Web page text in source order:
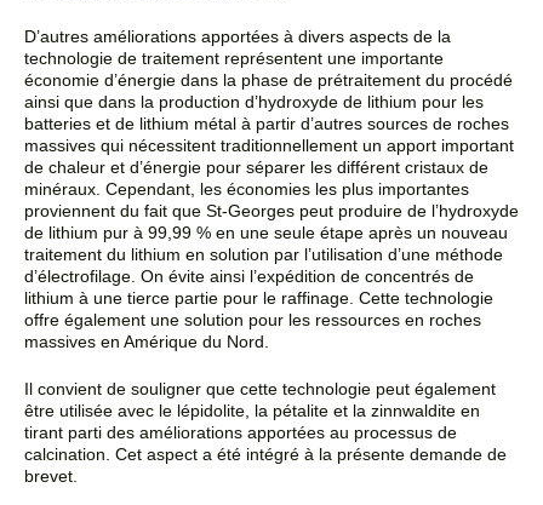
D’autres améliorations apportées à divers aspects de la
technologie de traitement représentent une importante
économie d’énergie dans la phase de prétraitement du procédé
ainsi que dans la production d’hydroxyde de lithium pour les
batteries et de lithium métal à partir d’autres sources de roches
massives qui nécessitent traditionnellement un apport important
de chaleur et d’énergie pour séparer les différent cristaux de
minéraux. Cependant, les économies les plus importantes
proviennent du fait que St-Georges peut produire de l’hydroxyde
de lithium pur à 99,99 % en une seule étape après un nouveau
traitement du lithium en solution par l’utilisation d’une méthode
d’électrofilage. On évite ainsi l’expédition de concentrés de
lithium à une tierce partie pour le raffinage. Cette technologie
offre également une solution pour les ressources en roches
massives en Amérique du Nord.
Il convient de souligner que cette technologie peut également
être utilisée avec le lépidolite, la pétalite et la zinnwaldite en
tirant parti des améliorations apportées au processus de
calcination. Cet aspect a été intégré à la présente demande de
brevet.